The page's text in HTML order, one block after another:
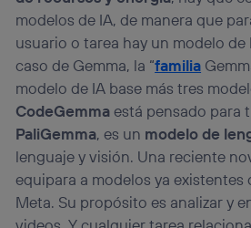
modelos de IA, de manera que
usuario o tarea hay un modelo de
caso de Gemma, la “familia
modelo de IA base más tres
CodeGemmaestá pensado para
PaliGemma, es un modelo de
lenguaje y visión. Una reciente
equipara a modelos ya existentes
Meta. Su propósito es analizar y